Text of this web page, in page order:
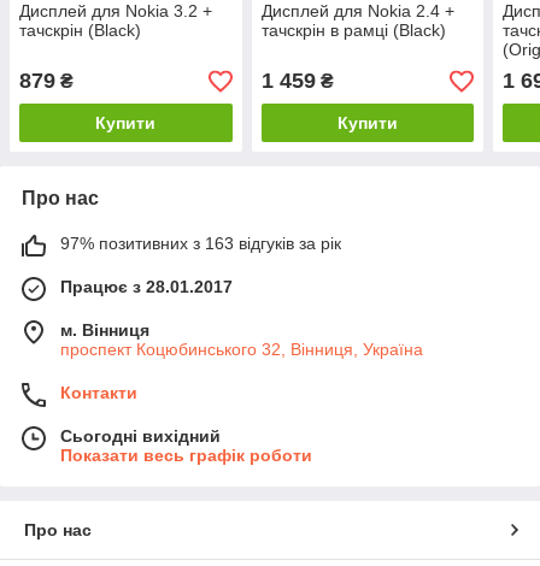
Дисплей для Nokia 3.2 +
тачскрін (Black)
879 ₴
Купити
Дисплей для Nokia 2.4 +
тачскрін в рамці (Black)
1 459₴
Купити
1
Про нас
97% позитивних з 163 відгуків за рік
Працює з 28.01.2017
м. Вінниця
проспект Коцюбинського 32, Вінниця, Україна
Контакти
Сьогодні вихідний
Показати весь графік роботи
Про нас